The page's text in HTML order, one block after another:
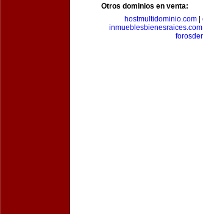
Otros dominios en venta:
hostmultidominio.com
inmueblesbienesraices.com|